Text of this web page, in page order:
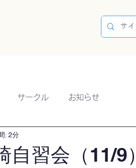
サークル お知らせ
自習会（11/9）
: 2分